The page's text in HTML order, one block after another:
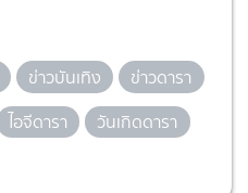
ข่าวบันเทิง
ข่าวดารา
ไอจีดารา วันเกิดดารา